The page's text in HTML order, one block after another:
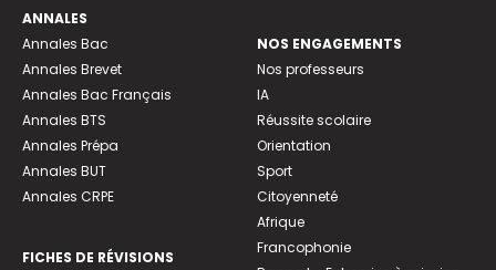
ANNALES
Annales Bac
Annales Brevet
Annales Bac Français
Annales BTS
Annales Prépa
Annales BUT
Annales CRPE
FICHES DE RÉVISIONS
NOS ENGAGEMENTS
Nos professeurs
IA
Réussite scolaire
Orientation
Sport
Citoyenneté
Afrique
Francophonie